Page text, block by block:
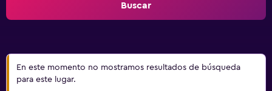
Buscar
En este momento no mostramos resultados de búsqueda
para este lugar.